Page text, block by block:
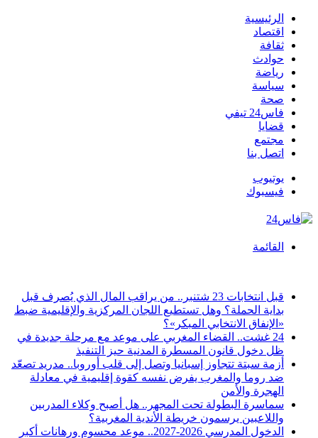
الرئيسية
اقتصاد
ثقافة
حوادث
رياضة
سياسة
صحة
فاس24 تيفي
قضايا
مجتمع
اتصل بنا
يوتيوب
فيسبوك
القائمة
قبل انتخابات 23 شتنبر.. من يراقب المال الذي يُصرف قبل
بداية الحملة؟ وهل تستطيع اللجان المركزية والإقليمية ضبط
«الإنفاق الانتخابي المبكر»؟
24 غشت.. القضاء المغربي على موعد مع مرحلة جديدة في
ظل دخول قانون المسطرة المدنية حيز التنفيذ
أزمة سبتة تتجاوز إسبانيا وتصل إلى قلب أوروبا.. مدريد تصعّد
ضد روما والمغرب يفرض نفسه كقوة إقليمية في معادلة
الهجرة والأمن
سماسرة البطولة تحت المجهر.. هل أصبح وكلاء المدربين
واللاعبين يرسمون خريطة الأندية المغربية؟
الدخول المدرسي 2026-2027.. موعد محسوم ورهانات أكبر